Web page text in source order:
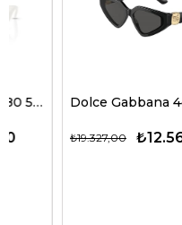
Dolce Gabbana
₺12.563,00
₺19.327,00